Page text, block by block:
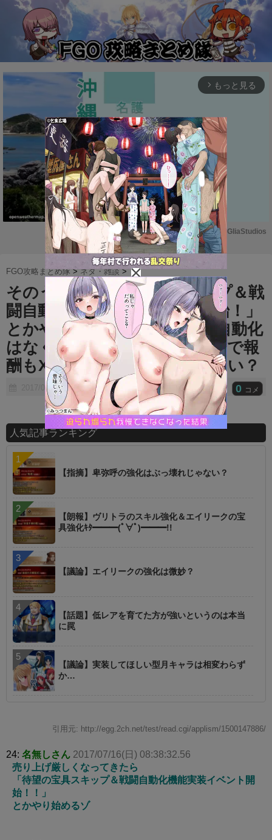
arrow_forward_ios もっと見る
M
u
t
e
Powered by GliaStudios
FGO攻略まとめ隊 >ネタ・雑談 >
そのうち「待望の宝具スキップ＆戦
闘自動化機能実装イベント開始！」
とかやり始めるゾ ⇒ 戦闘自動化
はなくてもいいけど、X倍消費で報
酬もX倍みたいなのは欲しくない？
2017/07/16 0 コメ
人気記事ランキング
【指摘】卑弥呼の強化はぶっ壊れじゃない？
【朗報】ヴリトラのスキル強化＆エイリークの宝
具強化ｷﾀ━━━(ﾟ∀ﾟ)━━━!!
【議論】エイリークの強化は微妙？
【話題】低レアを育てた方が強いというのは本当
に罠
【議論】実装してほしい型月キャラは相変わらず
か…
引用元: http://egg.2ch.net/test/read.cgi/applism/1500147886/
24: 名無しさん 2017/07/16(日) 08:38:32.56
売り上げ厳しくなってきたら
「待望の宝具スキップ＆戦闘自動化機能実装イベント開
始！！」
とかやり始めるゾ